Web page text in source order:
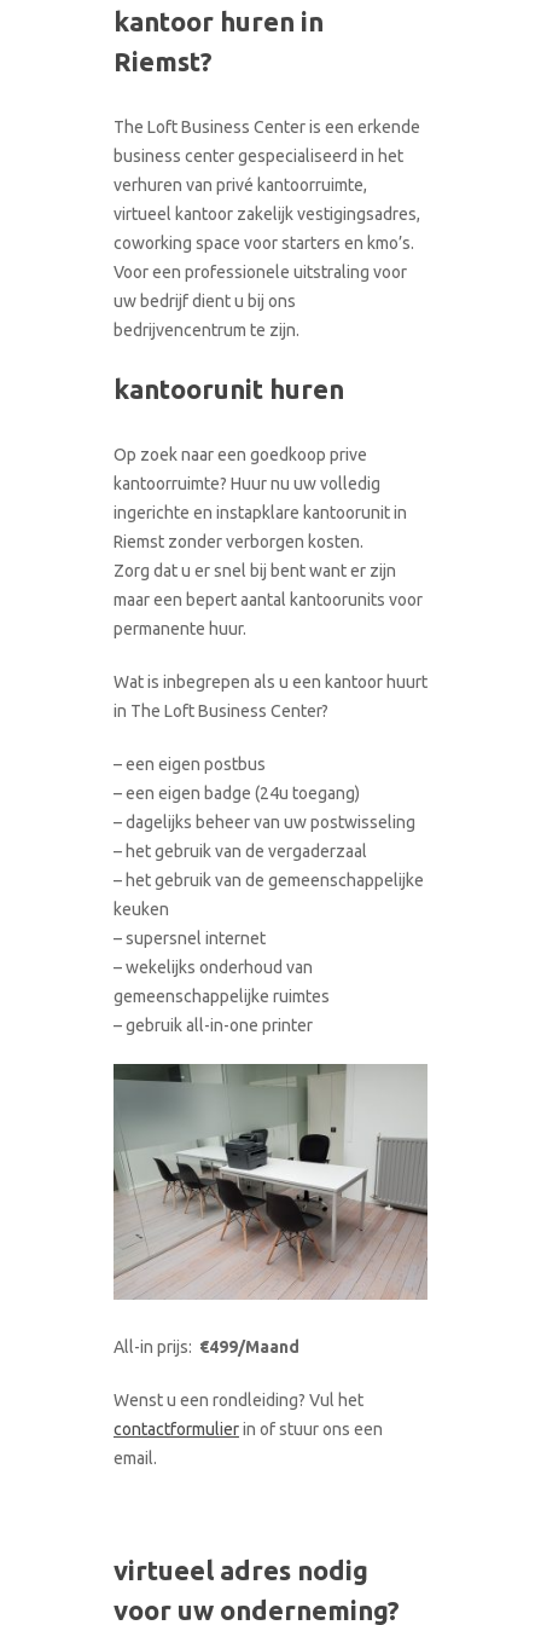
CONTACT
kantoor huren in
Riemst?
The Loft Business Center is een erkende
business center gespecialiseerd in het
verhuren van privé kantoorruimte,
virtueel kantoor zakelijk vestigingsadres,
coworking space voor starters en kmo’s.
Voor een professionele uitstraling voor
uw bedrijf dient u bij ons
bedrijvencentrum te zijn.
kantoorunit huren
Op zoek naar een goedkoop prive
kantoorruimte? Huur nu uw volledig
ingerichte en instapklare kantoorunit in
Riemst zonder verborgen kosten.
Zorg dat u er snel bij bent want er zijn
maar een bepert aantal kantoorunits voor
permanente huur.
Wat is inbegrepen als u een kantoor huurt
in The Loft Business Center?
– een eigen postbus
– een eigen badge (24u toegang)
– dagelijks beheer van uw postwisseling
– het gebruik van de vergaderzaal
– het gebruik van de gemeenschappelijke
keuken
– supersnel internet
– wekelijks onderhoud van
gemeenschappelijke ruimtes
– gebruik all-in-one printer
All-in prijs: €499/Maand
Wenst u een rondleiding? Vul het
contactformulierin of stuur ons een
email.
virtueel adres nodig
voor uw onderneming?